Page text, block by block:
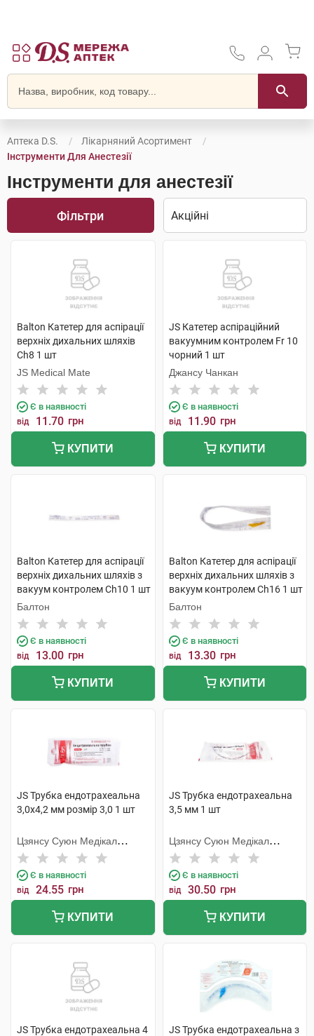
Аптека D.S.
Лікарняний Асортимент
Інструменти Для Анестезії
Інструменти для анестезії
Фільтри
Balton Катетер для аспірації
верхніх дихальних шляхів
Ch8 1 шт
JS Medical Mate
Є в наявності
від 11.70 грн
КУПИТИ
JS Катетер аспіраційний
вакуумним контролем Fr 10
чорний 1 шт
Джансу Чанкан
Є в наявності
від 11.90 грн
КУПИТИ
Balton Катетер для аспірації
верхніх дихальних шляхів з
вакуум контролем Ch10 1 шт
Балтон
Є в наявності
від 13.00 грн
КУПИТИ
Balton Катетер для аспірації
верхніх дихальних шляхів з
вакуум контролем Ch16 1 шт
Балтон
Є в наявності
від 13.30 грн
КУПИТИ
JS Трубка ендотрахеальна
3,0х4,2 мм розмір 3,0 1 шт
Цзянсу Суюн Медікал
Метіріалс
Є в наявності
від 24.55 грн
КУПИТИ
JS Трубка ендотрахеальна
3,5 мм 1 шт
Цзянсу Суюн Медікал
Метіріалс
Є в наявності
від 30.50 грн
КУПИТИ
JS Трубка ендотрахеальна 4
JS Трубка ендотрахеальна з